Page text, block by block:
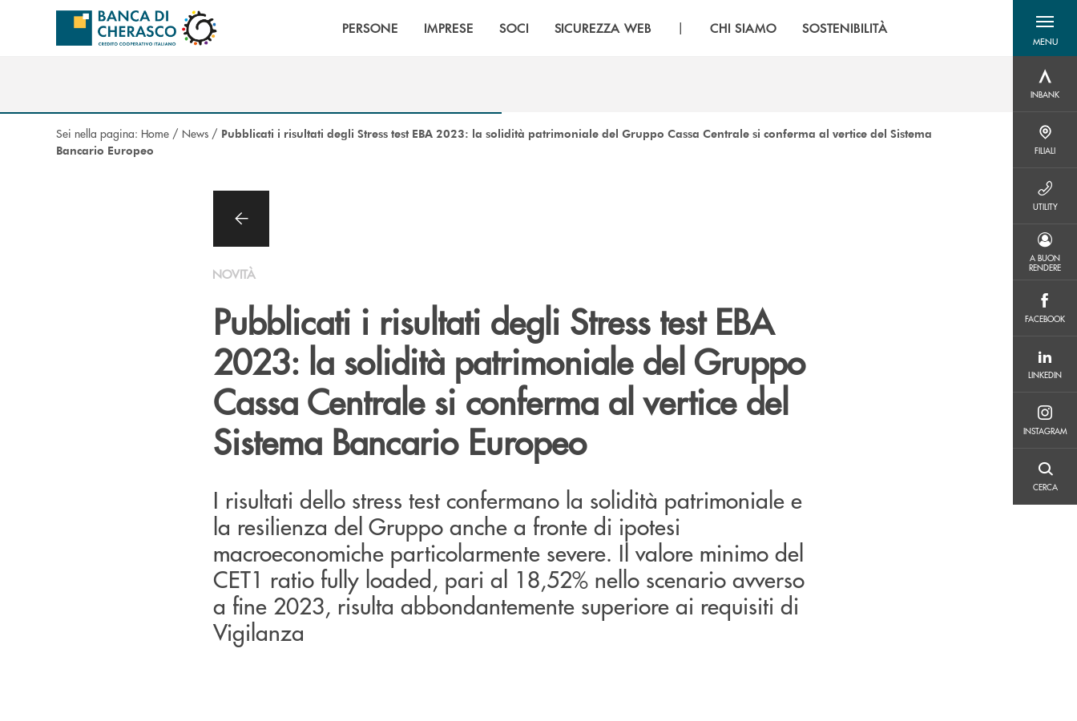
Salta al contenuto principale
PERSONE IMPRESE SOCI SICUREZZA WEB | CHI SIAMO SOSTENIBILITÀ
MENU
menu
INBANK
FILIALI
UTILITY
A BUON
RENDERE
FACEBOOK
LINKEDIN
INSTAGRAM
CERCA
Sei nella pagina: Home / News / Pubblicati i risultati degli Stress test EBA 2023: la solidità patrimoniale del Gruppo Cassa Centrale si conferma al vertice del Sistema
Bancario Europeo
NOVITÀ
Pubblicati i risultati degli Stress test EBA
2023: la solidità patrimoniale del Gruppo
Cassa Centrale si conferma al vertice del
Sistema Bancario Europeo
I risultati dello stress test confermano la solidità patrimoniale e
la resilienza del Gruppo anche a fronte di ipotesi
macroeconomiche particolarmente severe. Il valore minimo del
CET1 ratio fully loaded, pari al 18,52% nello scenario avverso
a fine 2023, risulta abbondantemente superiore ai requisiti di
Vigilanza